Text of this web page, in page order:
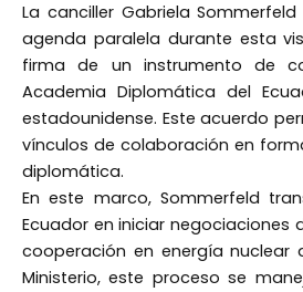
La canciller Gabriela
agenda paralela durante esta
firma de un instrumento de
Academia Diplomática del
estadounidense. Este acuerdo
vínculos de colaboración en
diplomática.
En este marco, Sommerfeld
Ecuador en iniciar negociaciones
cooperación en energía nuclear
Ministerio, este proceso se